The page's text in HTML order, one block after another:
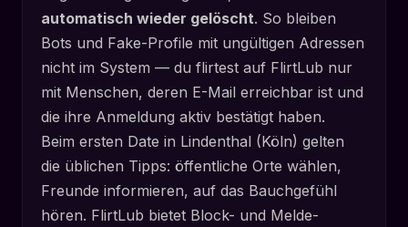
automatisch wieder gelöscht. So bleiben
Bots und Fake-Profile mit ungültigen Adressen
nicht im System — du flirtest auf FlirtLub nur
mit Menschen, deren E-Mail erreichbar ist und
die ihre Anmeldung aktiv bestätigt haben.
Beim ersten Date in Lindenthal (Köln) gelten
die üblichen Tipps: öffentliche Orte wählen,
Freunde informieren, auf das Bauchgefühl
hören. FlirtLub bietet Block- und Melde-